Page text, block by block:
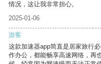
情况，这让我非常担心。
2025-01-06
游客
这款加速器app简直是居家旅行
作办公，都能畅享高速网络，再